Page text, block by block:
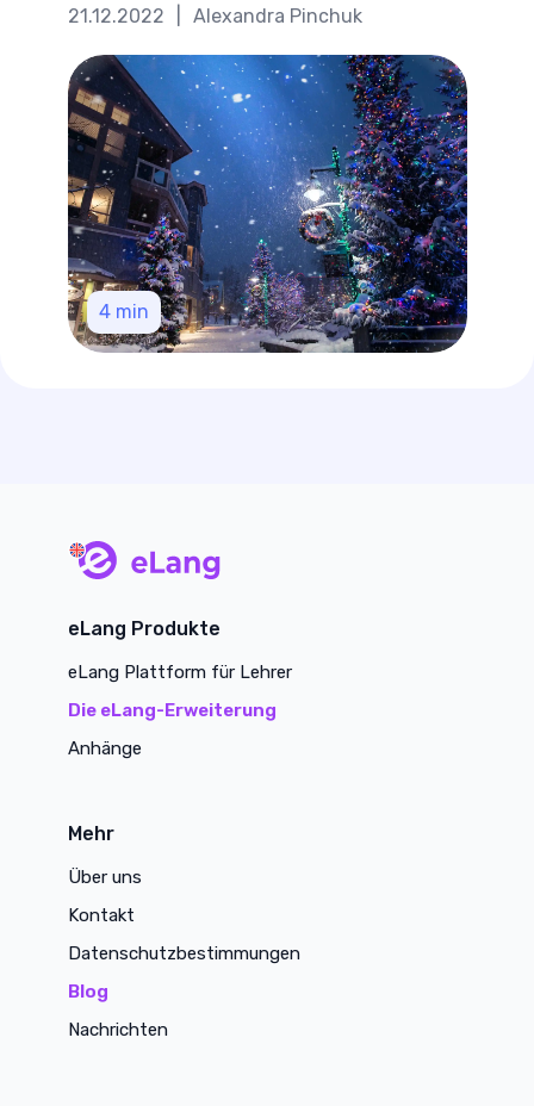
4min
21.12.2022 Alexandra Pinchuk
eLang Produkte
eLang Plattform für Lehrer
Die eLang-Erweiterung
Anhänge
Mehr
Über uns
Kontakt
Datenschutzbestimmungen
Blog
Nachrichten